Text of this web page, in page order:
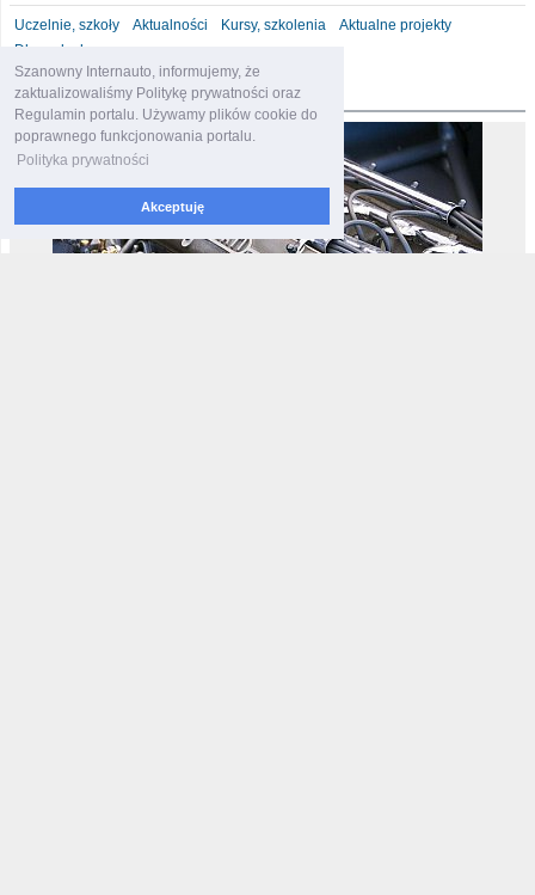
Szanowny Internauto, informujemy, że
zaktualizowaliśmy Politykę prywatności oraz
Regulamin portalu. Używamy plików cookie do
poprawnego funkcjonowania portalu.
Polityka prywatności
Akceptuję
Uczelnie, szkoły Aktualności Kursy, szkolenia
Aktualne projekty
Dla malucha
motoryzacja